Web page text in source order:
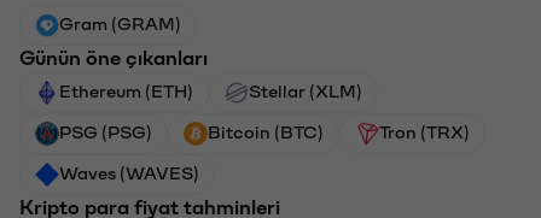
Gram (GRAM)
Günün öne çıkanları
Ethereum (ETH) Stellar (XLM)
PSG (PSG) Bitcoin (BTC) Tron (TRX)
Waves (WAVES)
Kripto para fiyat tahminleri